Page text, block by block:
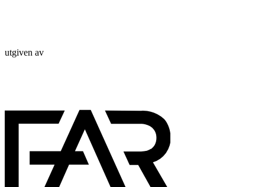
utgiven av